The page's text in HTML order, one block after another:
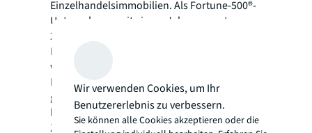
Einzelhandelsimmobilien. Als Fortune-500®-
Unternehmen mit einem Jahresumsatz von
23,4 Milliarden US-Dollar und
Niederlassungen in mehr als 80 Ländern
weltweit bieten unsere rund 112.000
Mitarbeiter die Leistungsfähigkeit einer
globalen Plattform in Kombination mit
lokaler Expertise. Angetrieben von unserem
Ziel, die Zukunft von Immobilien für eine
Wir verwenden Cookies, um Ihr
Benutzererlebnis zu verbessern.
Sie können alle Cookies akzeptieren oder die